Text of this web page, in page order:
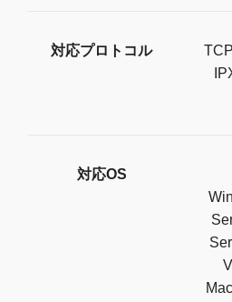
対応プロトコル
対応OS